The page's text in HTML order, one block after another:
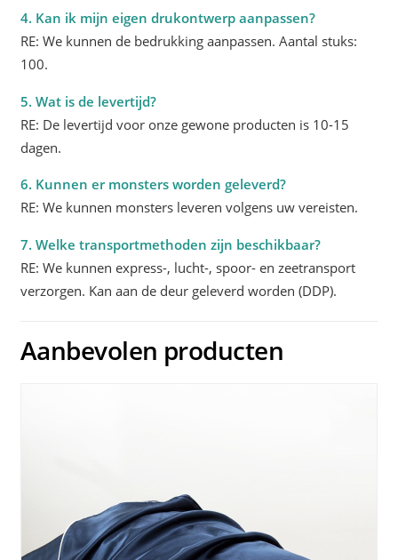
4. Kan ik mijn eigen drukontwerp aanpassen?
RE: We kunnen de bedrukking aanpassen. Aantal stuks:
100.
5. Wat is de levertijd?
RE: De levertijd voor onze gewone producten is 10-15
dagen.
6. Kunnen er monsters worden geleverd?
RE: We kunnen monsters leveren volgens uw vereisten.
7. Welke transportmethoden zijn beschikbaar?
RE: We kunnen express-, lucht-, spoor- en zeetransport
verzorgen. Kan aan de deur geleverd worden (DDP).
Aanbevolen producten